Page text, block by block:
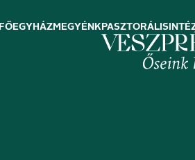
FŐEGYHÁZMEGYÉNK PASZTORÁLIS